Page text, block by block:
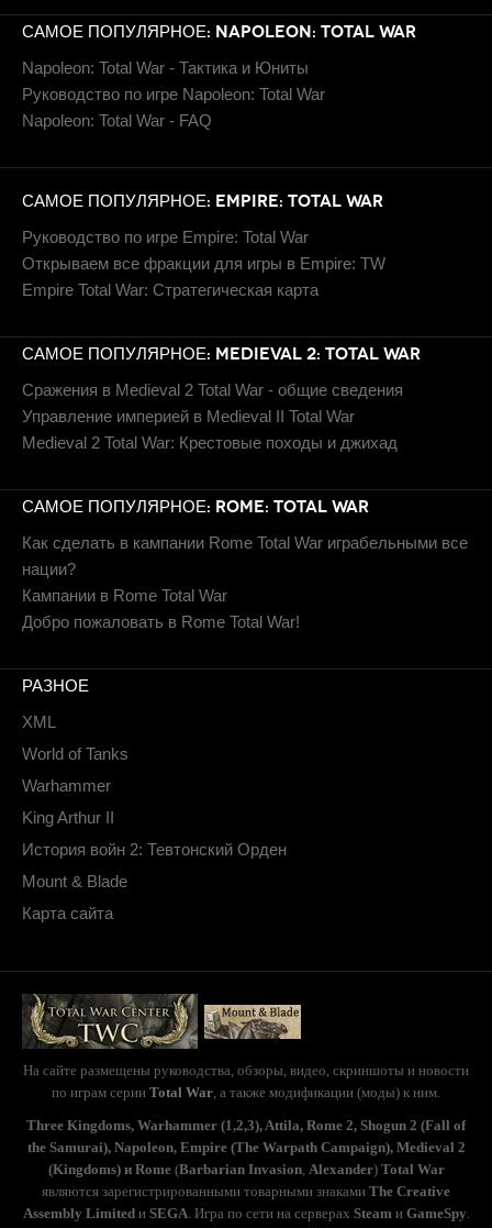
САМОЕ ПОПУЛЯРНОЕ: NAPOLEON: TOTAL WAR
Napoleon: Total War - Тактика и Юниты
Руководство по игре Napoleon: Total War
Napoleon: Total War - FAQ
САМОЕ ПОПУЛЯРНОЕ: EMPIRE: TOTAL WAR
Руководство по игре Empire: Total War
Открываем все фракции для игры в Empire: TW
Empire Total War: Стратегическая карта
САМОЕ ПОПУЛЯРНОЕ: MEDIEVAL 2: TOTAL WAR
Сражения в Medieval 2 Total War - общие сведения
Управление империей в Medieval II Total War
Medieval 2 Total War: Крестовые походы и джихад
САМОЕ ПОПУЛЯРНОЕ: ROME: TOTAL WAR
Как сделать в кампании Rome Total War играбельными все
нации?
Кампании в Rome Total War
Добро пожаловать в Rome Total War!
РАЗНОЕ
XML
World of Tanks
Warhammer
King Arthur II
История войн 2: Тевтонский Орден
Mount & Blade
Карта сайта
На сайте размещены руководства, обзоры, видео, скриншоты и новости
по играм серии Total War, а также модификации (моды) к ним.
Three Kingdoms, Warhammer (1,2,3), Attila, Rome 2, Shogun 2 (Fall of
the Samurai), Napoleon, Empire (The Warpath Campaign), Medieval 2
(Kingdoms) и Rome(Barbarian Invasion, Alexander) Total War
являются зарегистрированными товарными знаками The Creative
Assembly Limitedи SEGA. Игра по сети на серверах Steamи GameSpy.